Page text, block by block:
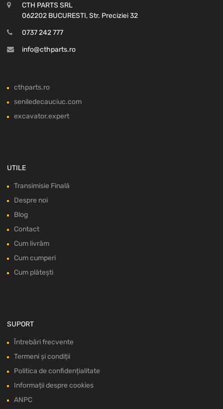
CTH PARTS SRL
062202 BUCURESTI, Str. Preciziei 32
0737 242 777
info@cthparts.ro
cthparts.ro
seniledecauciuc.com
excavator.expert
UTILE
Transimisie Finală
Despre noi
Blog
Contact
Cum livrăm
Cum cumperi
Cum plătești
SUPORT
Întrebări frecvente
Termeni și condiții
Politica de confidențialitate
Informații despre cookies
ANPC